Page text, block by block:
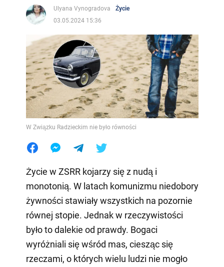
Ulyana Vynogradova
Życie
03.05.2024 15:36
W Związku Radzieckim nie było równości
Życie w ZSRR kojarzy się z nudą i
monotonią. W latach komunizmu niedobory
żywności stawiały wszystkich na pozornie
równej stopie. Jednak w rzeczywistości
było to dalekie od prawdy. Bogaci
wyróżniali się wśród mas, ciesząc się
rzeczami, o których wielu ludzi nie mogło